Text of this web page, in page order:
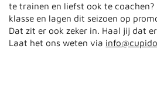
te trainen en liefst ook te coachen?
klasse en lagen dit seizoen op
Dat zit er ook zeker in. Haal jij dat
Laat het ons weten via